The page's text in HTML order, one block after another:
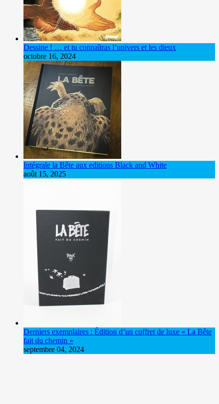
Dessine ! … et tu connaîtras l’univers et les dieux
octobre 16, 2024
Intégrale la Bête aux editions Black and White
août 15, 2025
Derniers exemplaires : Édition d’un coffret de luxe « La Bête
fait du chemin »
septembre 04, 2024